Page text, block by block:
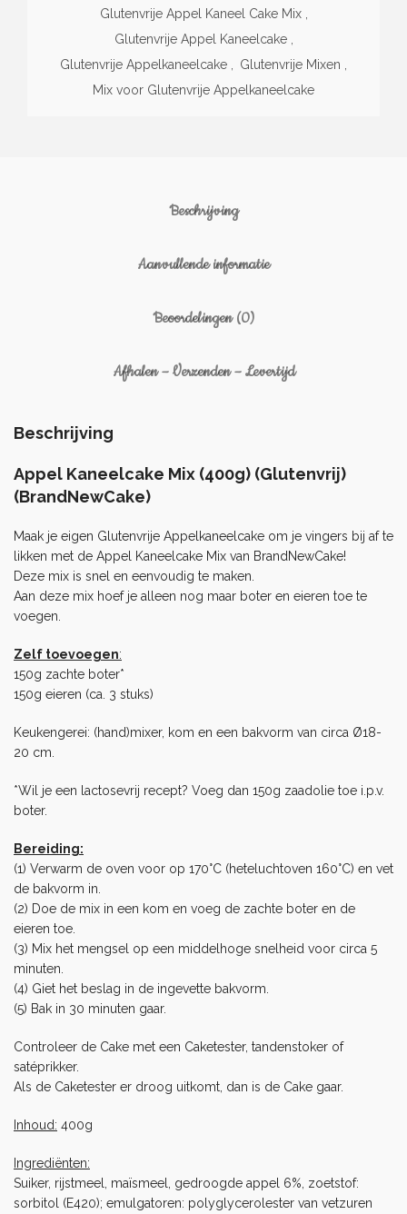
Glutenvrije Appel Kaneel Cake Mix
Glutenvrije Appel Kaneelcake
Glutenvrije Appelkaneelcake
Glutenvrije Mixen
Mix voor Glutenvrije Appelkaneelcake
Beschrijving
Aanvullende informatie
Beoordelingen (0)
Afhalen – Verzenden – Levertijd
Beschrijving
Appel Kaneelcake Mix (400g) (Glutenvrij)
(BrandNewCake)
Maak je eigen Glutenvrije Appelkaneelcake om je vingers bij af te
likken met de Appel Kaneelcake Mix van BrandNewCake!
Deze mix is snel en eenvoudig te maken.
Aan deze mix hoef je alleen nog maar boter en eieren toe te
voegen.
Zelf toevoegen:
150g zachte boter*
150g eieren (ca. 3 stuks)
Keukengerei: (hand)mixer, kom en een bakvorm van circa Ø18-
20 cm.
*Wil je een lactosevrij recept? Voeg dan 150g zaadolie toe i.p.v.
boter.
Bereiding:
(1) Verwarm de oven voor op 170°C (heteluchtoven 160°C) en vet
de bakvorm in.
(2) Doe de mix in een kom en voeg de zachte boter en de
eieren toe.
(3) Mix het mengsel op een middelhoge snelheid voor circa 5
minuten.
(4) Giet het beslag in de ingevette bakvorm.
(5) Bak in 30 minuten gaar.
Controleer de Cake met een Caketester, tandenstoker of
satéprikker.
Als de Caketester er droog uitkomt, dan is de Cake gaar.
Inhoud: 400g
Ingrediënten:
Suiker, rijstmeel, maïsmeel, gedroogde appel 6%, zoetstof:
sorbitol (E420); emulgatoren: polyglycerolester van vetzuren